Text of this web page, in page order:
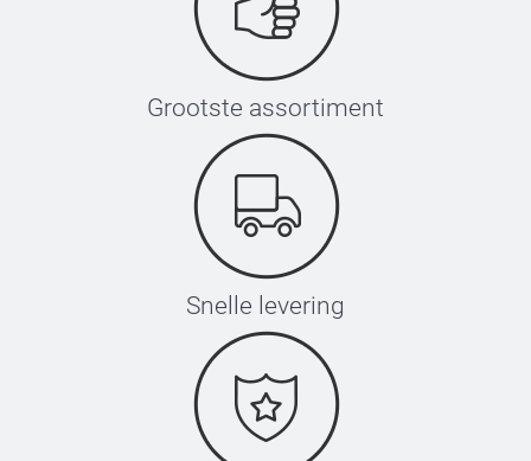
Grootste assortiment
Snelle levering